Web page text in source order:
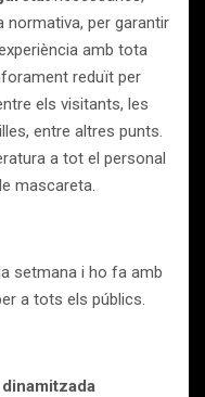
normativa, per garantir
amb tota
reduït per
els visitants, les
entre altres punts.
a tot el personal
mascareta.
setmana i ho fa amb
a tots els públics.